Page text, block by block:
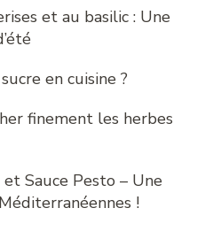
et au basilic : Une
en cuisine ?
finement les herbes
Sauce Pesto – Une
!